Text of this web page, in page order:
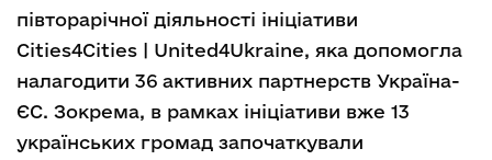
півторарічної діяльності ініціативи
Cities4Cities | United4Ukraine, яка допомогла
налагодити 36 активних партнерств Україна-
ЄС. Зокрема, в рамках ініціативи вже 13
українських громад започаткували